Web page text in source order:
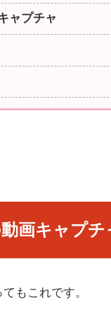
ャプチャ
画キャプチ
もこれです。